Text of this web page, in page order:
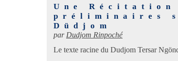
Une Récitation
préliminaires
Düdjom
par Dudjom Rinpoché
Le texte racine du Dudjom Tersar